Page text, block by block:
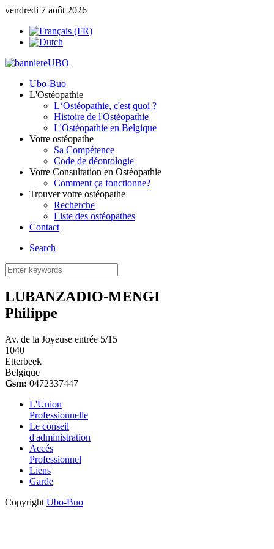
vendredi 7 août 2026
Ubo-Buo
L'Ostéopathie
L‘Ostéopathie, c'est quoi ?
Histoire de l'Ostéopathie
L'Ostéopathie en Belgique
Votre ostéopathe
Sa Compétence
Code de déontologie
Votre Consultation en Ostéopathie
Comment ça fonctionne?
Trouver votre ostéopathe
Recherche
Liste des ostéopathes
Contact
Search
LUBANZADIO-MENGI
Philippe
Av. de la Joyeuse entrée 5/15
1040
Etterbeek
Belgique
Gsm: 0472337447
L'Union
Professionnelle
Le conseil
d'administration
Accés
Professionnel
Liens
Garde
Copyright Ubo-Buo